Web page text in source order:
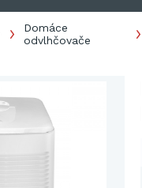
Domáce
odvlhčovače